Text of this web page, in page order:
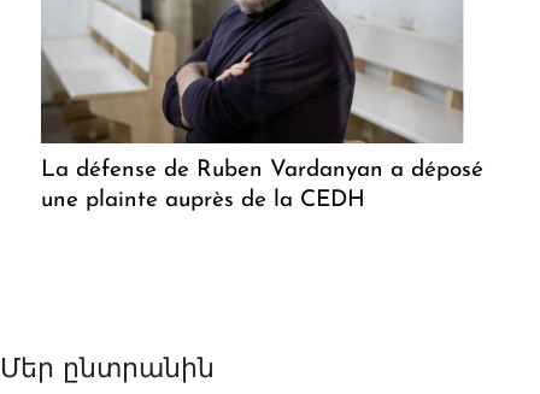
La défense de Ruben Vardanyan a déposé
une plainte auprès de la CEDH
Մեր ընտրանին